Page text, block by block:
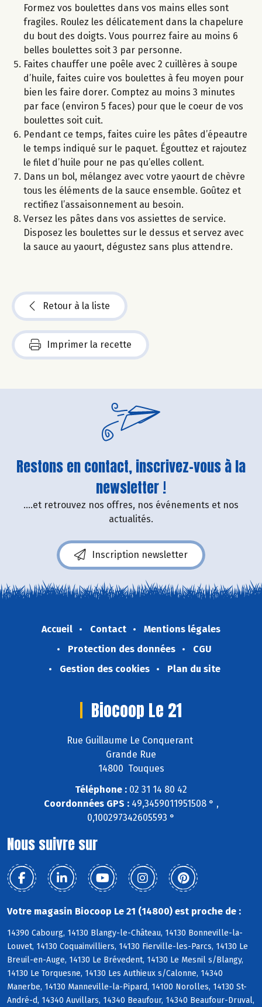
Formez vos boulettes dans vos mains elles sont
fragiles. Roulez les délicatement dans la chapelure
du bout des doigts. Vous pourrez faire au moins 6
belles boulettes soit 3 par personne.
Faites chauffer une poêle avec 2 cuillères à soupe
d’huile, faites cuire vos boulettes à feu moyen pour
bien les faire dorer. Comptez au moins 3 minutes
par face (environ 5 faces) pour que le coeur de vos
boulettes soit cuit.
Pendant ce temps, faites cuire les pâtes d’épeautre
le temps indiqué sur le paquet. Égouttez et rajoutez
le filet d’huile pour ne pas qu’elles collent.
Dans un bol, mélangez avec votre yaourt de chèvre
tous les éléments de la sauce ensemble. Goûtez et
rectifiez l’assaisonnement au besoin.
Versez les pâtes dans vos assiettes de service.
Disposez les boulettes sur le dessus et servez avec
la sauce au yaourt, dégustez sans plus attendre.
Retour à la liste
Imprimer la recette
Restons en contact, inscrivez-vous à la
newsletter !
....et retrouvez nos offres, nos événements et nos
actualités.
Inscription newsletter
Accueil Contact
Mentions légales
Protection des données
CGU
Gestion des cookies
Plan du site
Biocoop Le 21
Rue Guillaume Le Conquerant
Grande Rue
14800 Touques
Téléphone : 02 31 14 80 42
Coordonnées GPS :49,3459011951508 ° ,
0,100297342605593 °
Nous suivre sur
Votre magasin Biocoop Le 21 (14800) est proche de :
14390 Cabourg, 14130 Blangy-le-Château, 14130 Bonneville-la-
Louvet, 14130 Coquainvilliers, 14130 Fierville-les-Parcs, 14130 Le
Breuil-en-Auge, 14130 Le Brévedent, 14130 Le Mesnil s/Blangy,
14130 Le Torquesne, 14130 Les Authieux s/Calonne, 14340
Manerbe, 14130 Manneville-la-Pipard, 14100 Norolles, 14130 St-
André-d, 14340 Auvillars, 14340 Beaufour, 14340 Beaufour-Druval,